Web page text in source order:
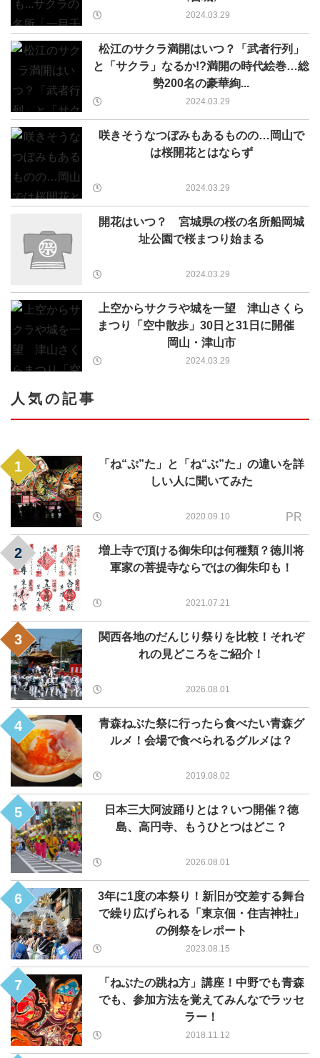
2024.03.29
松江のサクラ満開はいつ？「武者行列」
と「サクラ」なるか!?満開の時代絵巻…総
勢200名の豪華絢...
2024.03.29
咲きそうなつぼみもあるものの…岡山で
は桜開花とはならず
2024.03.29
開花はいつ？ 宮城県の桜の名所船岡城
址公園で桜まつり始まる
2024.03.29
上空からサクラや城を一望 津山さくら
まつり「空中散歩」30日と31日に開催
岡山・津山市
2024.03.29
人気の記事
「ね“ぷ”た」と「ね“ぶ”た」の違いを詳
しい人に聞いてみた
2020.09.10
1
PR
増上寺で頂ける御朱印は何種類？徳川将
軍家の菩提寺ならではの御朱印も！
2021.07.21
2
関西各地のだんじり祭りを比較！それぞ
れの見どころをご紹介！
2026.08.01
3
青森ねぶた祭に行ったら食べたい青森グ
ルメ！会場で食べられるグルメは？
2019.08.02
4
日本三大阿波踊りとは？いつ開催？徳
島、高円寺、もうひとつはどこ？
2026.08.01
5
3年に1度の本祭り！新旧が交差する舞台
で繰り広げられる「東京佃・住吉神社」
の例祭をレポート
2023.08.15
6
「ねぶたの跳ね方」講座！中野でも青森
でも、参加方法を覚えてみんなでラッセ
ラー！
2018.11.12
7